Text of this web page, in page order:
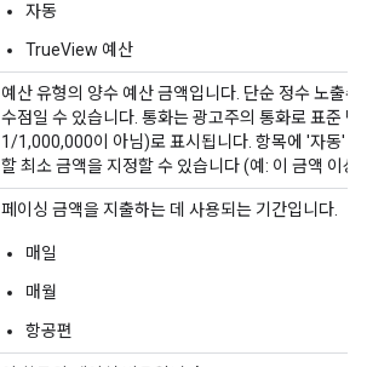
자동
TrueView 예산
예산 유형의 양수 예산 금액입니다. 단순 정수 노출
수점일 수 있습니다. 통화는 광고주의 통화로 표준
1/1,000,000이 아님)로 표시됩니다. 항목에 '자동'
할 최소 금액을 지정할 수 있습니다 (예: 이 금액 이상
페이싱 금액을 지출하는 데 사용되는 기간입니다.
매일
매월
항공편